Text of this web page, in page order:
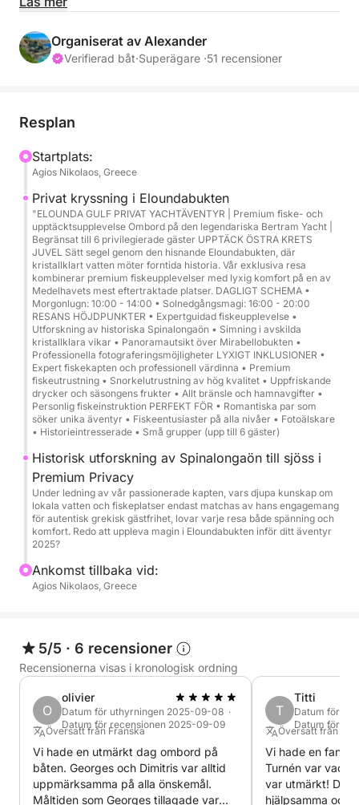
din grupp ombord är detta en avslappnad och
exklusiv upplevelse som kombinerar natursköna
Längd: 4 till 6 timmar
Avgång/Ankomst: Agios Nikolaos hamn
Kapacitet: Upp till 6 gäster + 2
besättningsmedlemmar
Ruttens höjdpunkter:
Mirabellobukten → Eloundabukten → Spinalonga
(naturskön kryssning) + badstopp (om förhållandena
tillåter)
Stil: Privat, flexibelt tempo, premiumkomfort
Upplev höjdpunkter:
Elegant kryssning förbi Elounda och kustens gömda
vikar
Naturskön kryssning på Spinalongaön
(fotoögonblick från havet)
Bad- och snorkelstopp i lugna, avskilda vikar (om
väder-/sjöförhållandena tillåter)
Färska kretensiska mezedes (aptitretare) tillagade
ombord
Utvalda lokala viner
Förfriskningar: läsk, öl, vatten, is
Snorkelutrustning
Handdukar och komfort bekvämligheter
Bränsle och moms ingår
Olycksfallsförsäkring
Organiserat av Alexander
Verifierad båt·Superägare ·51 recensioner
Resplan
Startplats:
Agios Nikolaos, Greece
Privat kryssning i Eloundabukten
"ELOUNDA GULF PRIVAT YACHTÄVENTYR | Premium fiske- och
upptäcktsupplevelse Ombord på den legendariska Bertram Yacht |
Begränsat till 6 privilegierade gäster UPPTÄCK ÖSTRA KRETS
JUVEL Sätt segel genom den hisnande Eloundabukten, där
kristallklart vatten möter forntida historia. Vår exklusiva resa
kombinerar premium fiskeupplevelser med lyxig komfort på en av
Medelhavets mest eftertraktade platser. DAGLIGT SCHEMA •
Morgonlugn: 10:00 - 14:00 • Solnedgångsmagi: 16:00 - 20:00
RESANS HÖJDPUNKTER • Expertguidad fiskeupplevelse •
Utforskning av historiska Spinalongaön • Simning i avskilda
kristallklara vikar • Panoramautsikt över Mirabellobukten •
Professionella fotograferingsmöjligheter LYXIGT INKLUSIONER •
Expert fiskekapten och professionell värdinna • Premium
fiskeutrustning • Snorkelutrustning av hög kvalitet • Uppfriskande
drycker och säsongens frukter • Allt bränsle och hamnavgifter •
Personlig fiskeinstruktion PERFEKT FÖR • Romantiska par som
söker unika äventyr • Fiskeentusiaster på alla nivåer • Fotoälskare
• Historieintresserade • Små grupper (upp till 6 gäster)
Historisk utforskning av Spinalongaön till sjöss i
Premium Privacy
Under ledning av vår passionerade kapten, vars djupa kunskap om
lokala vatten och fiskeplatser endast matchas av hans engagemang
för autentisk grekisk gästfrihet, lovar varje resa både spänning och
komfort. Redo att uppleva magin i Eloundabukten inför ditt äventyr
2025?
Ankomst tillbaka vid:
Agios Nikolaos, Greece
5/5 · 6 recensioner
Recensionerna visas i kronologisk ordning
O
olivier
Datum för uthyrningen 2025-09-08 ·
Datum för recensionen 2025-09-09
Översatt från Franska
Vi hade en utmärkt dag ombord på
båten. Georges och Dimitris var alltid
uppmärksamma på alla önskemål.
Måltiden som Georges tillagade var
T
Titti
Datum för
Datum för
Översatt från
Vi hade en
Turnén var
var utmärkt! De
hjälpsamma och